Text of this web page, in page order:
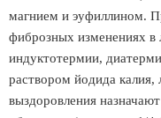
магнием и эуфиллином.
фиброзных изменениях в
индуктотермии,
раствором йодида
выздоровления